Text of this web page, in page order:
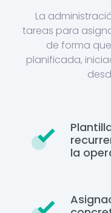
La
tareas para
de forma
planificada,
la